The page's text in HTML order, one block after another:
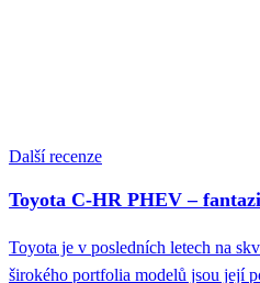
Další recenze
Toyota C-HR PHEV –
Toyota je v posledních letech na
širokého portfolia modelů jsou její